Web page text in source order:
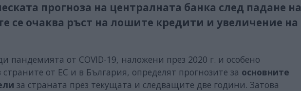
прогноза на централната банка след падане на
се очаква ръст на лошите кредити и увеличение на
пандемията от COVID-19, наложени през 2020 г. и особено
от ЕС и в България, определят прогнозите за основните
за страната през текущата и следващите две години. Затова